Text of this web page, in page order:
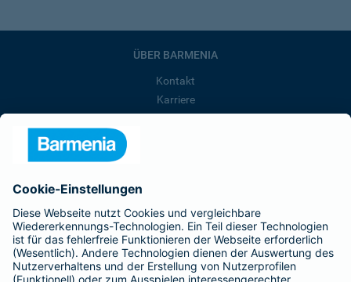
ÜBER BARMENIA
Kontakt
Karriere
Barmenia ist Teil der BarmeniaGothaer
BELIEBTE SEITEN
Kranken-Zusatzversicherung
Tierversicherungen